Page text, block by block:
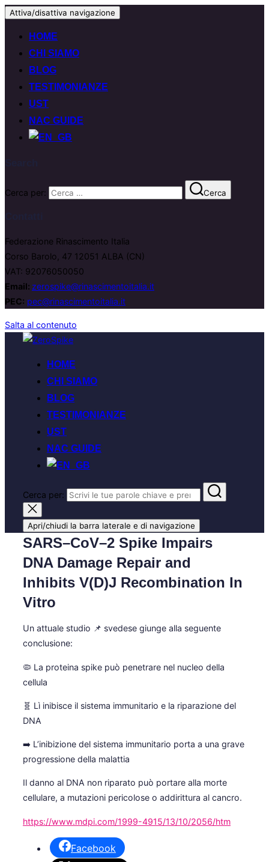
Attiva/disattiva navigazione
HOME
CHI SIAMO
BLOG
TESTIMONIANZE
UST
NAC GUIDE
Cerca per: Cerca
Federazione Rinascimento Italia
Corso Barolo, 47 12051 ALBA (CN)
VAT: 92076050050
Email: zerospike@rinascimentoitalia.it
PEC: pec@rinascimentoitalia.it
Salta al contenuto
HOME
CHI SIAMO
BLOG
TESTIMONIANZE
UST
NAC GUIDE
Cerca per:
Apri/chiudi la barra laterale e di navigazione
SARS–CoV–2 Spike Impairs
DNA Damage Repair and
Inhibits V(D)J Recombination In
Vitro
Un attuale studio 📌 svedese giunge alla seguente
conclusione:
🦠 La proteina spike può penetrare nel nucleo della
cellula
🧬 Lì inibisce il sistema immunitario e la riparazione del
DNA
➡️ L’inibizione del sistema immunitario porta a una grave
progressione della malattia
Il danno al DNA non riparato può portare alla morte
cellulare, a mutazioni pericolose o addirittura al cancro.
https://www.mdpi.com/1999-4915/13/10/2056/htm
Facebook